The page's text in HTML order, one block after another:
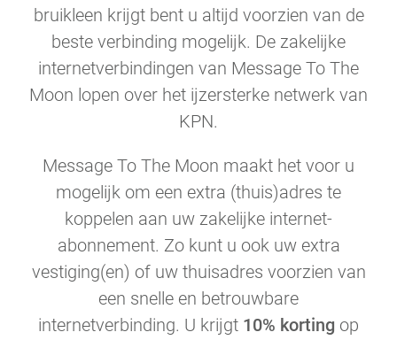
bruikleen krijgt bent u altijd voorzien van de
beste verbinding mogelijk. De zakelijke
internetverbindingen van Message To The
Moon lopen over het ijzersterke netwerk van
KPN.
Message To The Moon maakt het voor u
mogelijk om een extra (thuis)adres te
koppelen aan uw zakelijke internet-
abonnement. Zo kunt u ook uw extra
vestiging(en) of uw thuisadres voorzien van
een snelle en betrouwbare
internetverbinding. U krijgt 10% korting op